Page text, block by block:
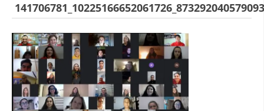
ИСТОРИЈАТ НА ЦКРМ
ИСТОРИЈАТ НА ДВИЖЕЊЕТО